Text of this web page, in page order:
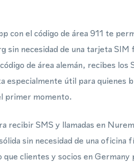
con el código de área 911 te
sin necesidad de una tarjeta
de área alemán, recibes
especialmente útil para quienes
primer momento.
recibir SMS y llamadas en
sin necesidad de una oficina
clientes y socios en